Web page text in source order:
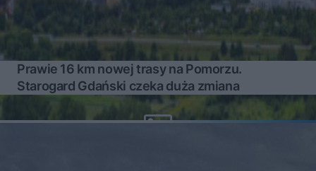
Prawie 16 km nowej trasy na Pomorzu.
Starogard Gdański czeka duża zmiana